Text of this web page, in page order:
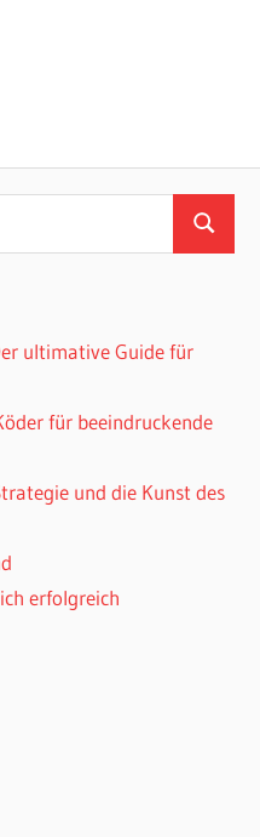
Suchen
ultimative Guide für
für beeindruckende
und die Kunst des
erfolgreich